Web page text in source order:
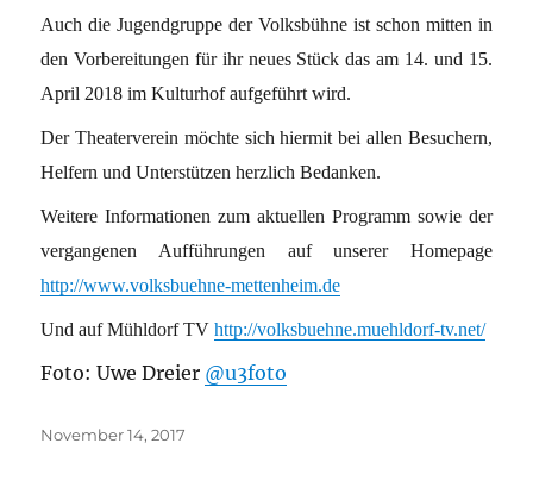
Auch die Jugendgruppe der Volksbühne ist schon mitten in
den Vorbereitungen für ihr neues Stück das am 14. und 15.
April 2018 im Kulturhof aufgeführt wird.
Der Theaterverein möchte sich hiermit bei allen Besuchern,
Helfern und Unterstützen herzlich Bedanken.
Weitere Informationen zum aktuellen Programm sowie der
vergangenen Aufführungen auf unserer Homepage
http://www.volksbuehne-mettenheim.de
Und auf Mühldorf TVhttp://volksbuehne.muehldorf-tv.net/
Foto: Uwe Dreier @u3foto
Veröffentlicht
November 14, 2017